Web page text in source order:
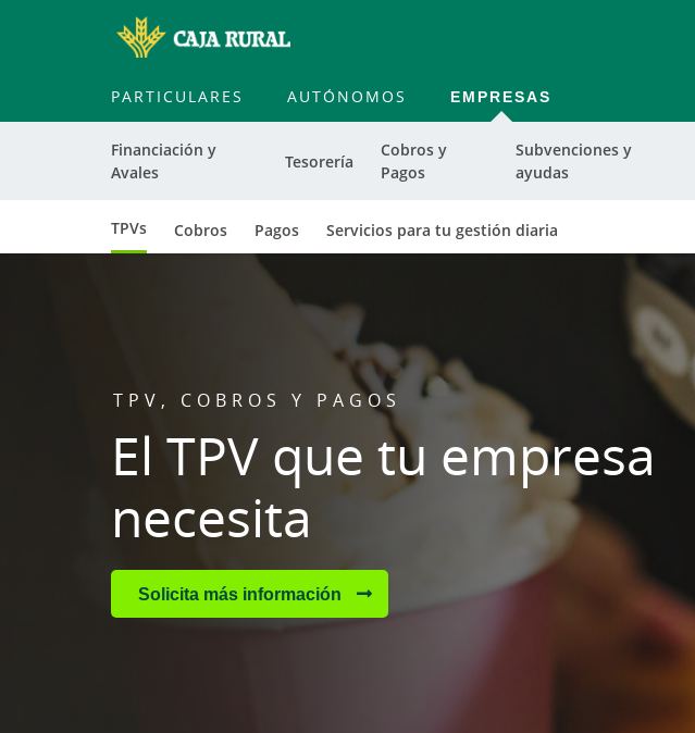
PARTICULARES AUTÓNOMOS EMPRESAS
Financiación y
Avales
Tesorería
Cobros y
Pagos
TPVs Cobros Pagos Servicios para tu gestión diaria
Subvenciones y
ayudas
TPV, COBROS Y PAGOS
El TPV que tu empresa
necesita
Solicita más información